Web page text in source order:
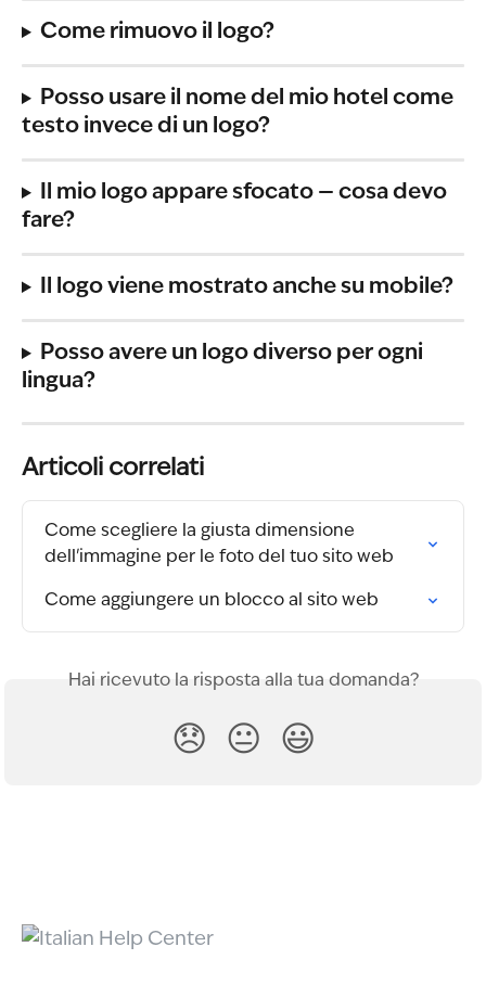
Come rimuovo il logo?
Posso usare il nome del mio hotel come
testo invece di un logo?
Il mio logo appare sfocato — cosa devo
fare?
Il logo viene mostrato anche su mobile?
Posso avere un logo diverso per ogni
lingua?
Articoli correlati
Come scegliere la giusta dimensione
dell'immagine per le foto del tuo sito web
Come aggiungere un blocco al sito web
Hai ricevuto la risposta alla tua domanda?
😞 😐 😃